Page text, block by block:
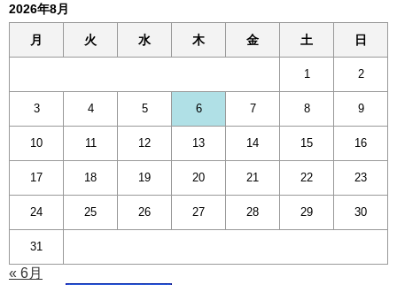
2026年8月
月 火 水 木 金 土 日
1 2
3 4 5 6 7 8 9
10 11 12 13 14 15 16
17 18 19 20 21 22 23
24 25 26 27 28 29 30
31
« 6月